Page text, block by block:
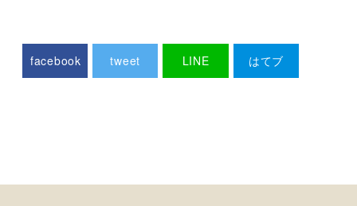
facebook tweet LINE はてブ